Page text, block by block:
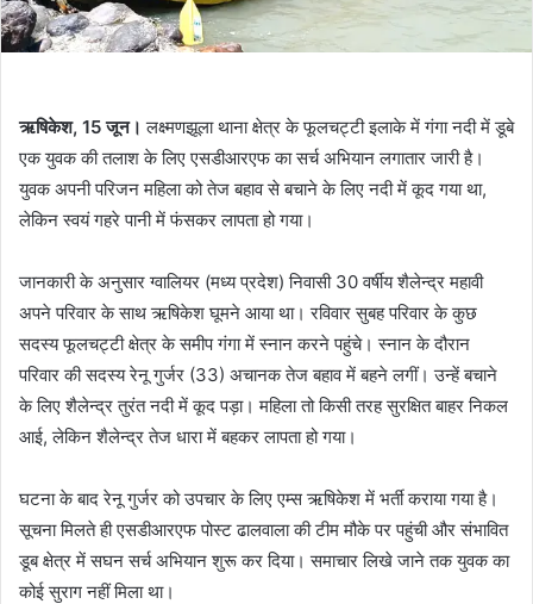
ऋषिकेश, 15 जून। लक्ष्मणझूला थाना क्षेत्र के फूलचट्टी इलाके में गंगा नदी में डूबे
एक युवक की तलाश के लिए एसडीआरएफ का सर्च अभियान लगातार जारी है।
युवक अपनी परिजन महिला को तेज बहाव से बचाने के लिए नदी में कूद गया था,
लेकिन स्वयं गहरे पानी में फंसकर लापता हो गया।
जानकारी के अनुसार ग्वालियर (मध्य प्रदेश) निवासी 30 वर्षीय शैलेन्द्र महावी
अपने परिवार के साथ ऋषिकेश घूमने आया था। रविवार सुबह परिवार के कुछ
सदस्य फूलचट्टी क्षेत्र के समीप गंगा में स्नान करने पहुंचे। स्नान के दौरान
परिवार की सदस्य रेनू गुर्जर (33) अचानक तेज बहाव में बहने लगीं। उन्हें बचाने
के लिए शैलेन्द्र तुरंत नदी में कूद पड़ा। महिला तो किसी तरह सुरक्षित बाहर निकल
आई, लेकिन शैलेन्द्र तेज धारा में बहकर लापता हो गया।
घटना के बाद रेनू गुर्जर को उपचार के लिए एम्स ऋषिकेश में भर्ती कराया गया है।
सूचना मिलते ही एसडीआरएफ पोस्ट ढालवाला की टीम मौके पर पहुंची और संभावित
डूब क्षेत्र में सघन सर्च अभियान शुरू कर दिया। समाचार लिखे जाने तक युवक का
कोई सुराग नहीं मिला था।